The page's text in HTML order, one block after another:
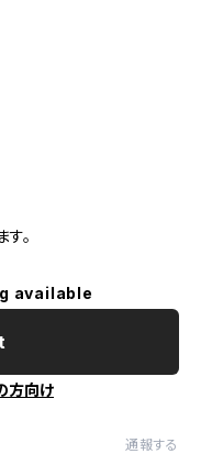
。
available
方向け
通報する